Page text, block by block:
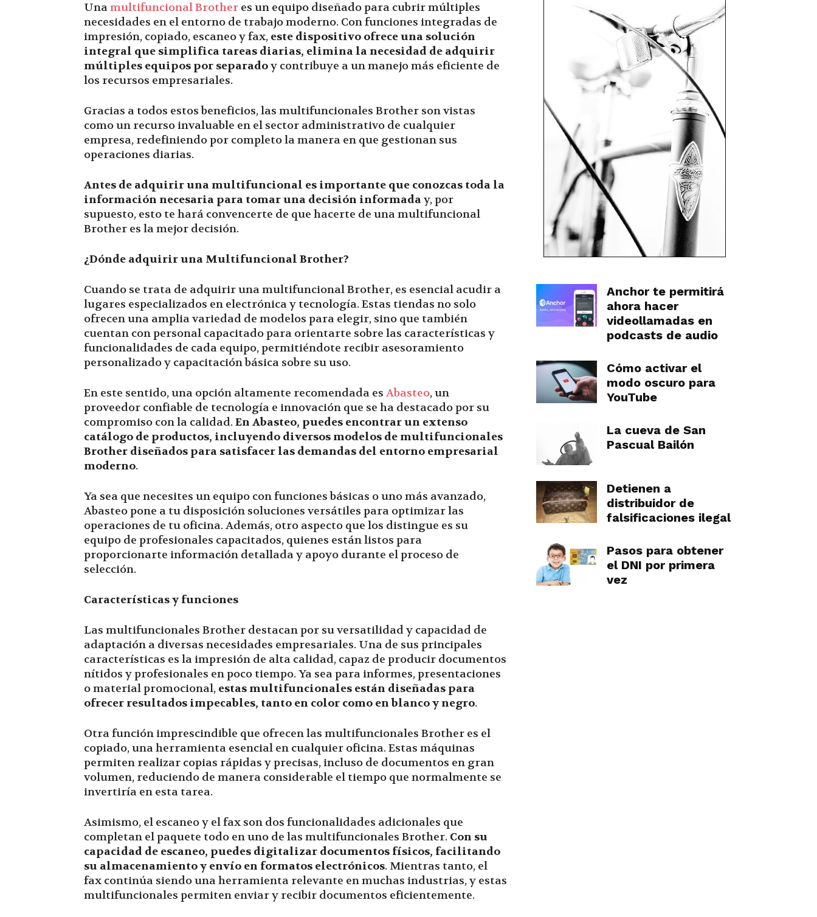
Unamultifuncional Brother es un equipo diseñado para cubrir múltiples
necesidades en el entorno de trabajo moderno. Con funciones integradas de
impresión, copiado, escaneo y fax, este dispositivo ofrece una solución
integral que simplifica tareas diarias, elimina la necesidad de adquirir
múltiples equipos por separadoy contribuye a un manejo más eficiente de
los recursos empresariales.
Gracias a todos estos beneficios, las multifuncionales Brother son vistas
como un recurso invaluable en el sector administrativo de cualquier
empresa, redefiniendo por completo la manera en que gestionan sus
operaciones diarias.
Antes de adquirir una multifuncional es importante que conozcas toda la
información necesaria para tomar una decisión informaday, por
supuesto, esto te hará convencerte de que hacerte de una multifuncional
Brother es la mejor decisión.
¿Dónde adquirir una Multifuncional Brother?
Cuando se trata de adquirir una multifuncional Brother, es esencial acudir a
lugares especializados en electrónica y tecnología. Estas tiendas no solo
ofrecen una amplia variedad de modelos para elegir, sino que también
cuentan con personal capacitado para orientarte sobre las características y
funcionalidades de cada equipo, permitiéndote recibir asesoramiento
personalizado y capacitación básica sobre su uso.
En este sentido, una opción altamente recomendada es Abasteo, un
proveedor confiable de tecnología e innovación que se ha destacado por su
compromiso con la calidad.En Abasteo, puedes encontrar un extenso
catálogo de productos, incluyendo diversos modelos de multifuncionales
Brother diseñados para satisfacer las demandas del entorno empresarial
moderno.
Ya sea que necesites un equipo con funciones básicas o uno más avanzado,
Abasteo pone a tu disposición soluciones versátiles para optimizar las
operaciones de tu oficina. Además, otro aspecto que los distingue es su
equipo de profesionales capacitados, quienes están listos para
proporcionarte información detallada y apoyo durante el proceso de
selección.
Características y funciones
Las multifuncionales Brother destacan por su versatilidad y capacidad de
adaptación a diversas necesidades empresariales. Una de sus principales
características es la impresión de alta calidad, capaz de producir documentos
nítidos y profesionales en poco tiempo. Ya sea para informes, presentaciones
o material promocional, estas multifuncionales están diseñadas para
ofrecer resultados impecables, tanto en color como en blanco y negro.
Otra función imprescindible que ofrecen las multifuncionales Brother es el
copiado, una herramienta esencial en cualquier oficina. Estas máquinas
permiten realizar copias rápidas y precisas, incluso de documentos en gran
volumen, reduciendo de manera considerable el tiempo que normalmente se
invertiría en esta tarea.
Asimismo, el escaneo y el fax son dos funcionalidades adicionales que
completan el paquete todo en uno de las multifuncionales Brother. Con su
capacidad de escaneo, puedes digitalizar documentos físicos, facilitando
su almacenamiento y envío en formatos electrónicos. Mientras tanto, el
fax continúa siendo una herramienta relevante en muchas industrias, y estas
multifuncionales permiten enviar y recibir documentos eficientemente.
Anchor te permitirá
ahora hacer
videollamadas en
podcasts de audio
Cómo activar el
modo oscuro para
YouTube
La cueva de San
Pascual Bailón
Detienen a
distribuidor de
falsificaciones ilegal
Pasos para obtener
el DNI por primera
vez